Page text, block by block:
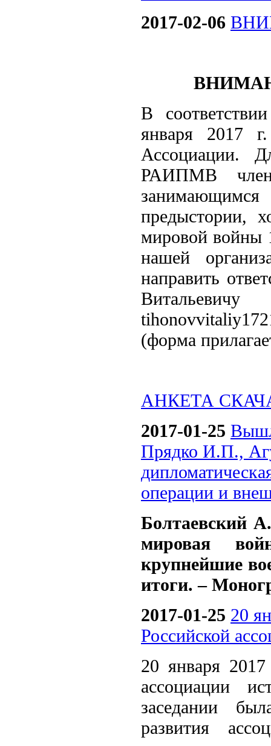
2017-02-06
В
января 2017 г.
Ассоциации.
РАИПМВ
предыстории,
мировой войны
нашей
направить
(форма
АНКЕТА
2017-01-25
Прядко И.П.,
операции и
Болтаевский
мировая
крупнейшие
итоги. –
2017-01-25 20
Российской
20 января 2017
ассоциации
заседании
развития